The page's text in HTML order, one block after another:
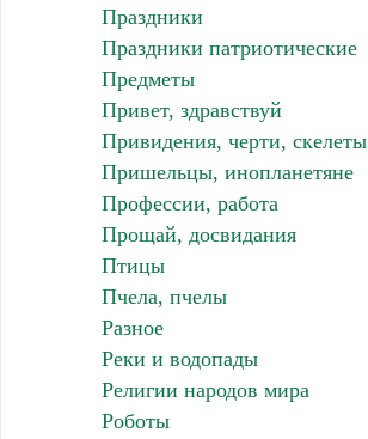
Праздники
Праздники патриотические
Предметы
Привет, здравствуй
Привидения, черти, скелеты
Пришельцы, инопланетяне
Профессии, работа
Прощай, досвидания
Птицы
Пчела, пчелы
Разное
Реки и водопады
Религии народов мира
Роботы